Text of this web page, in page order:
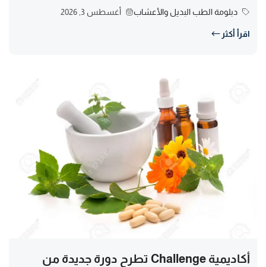
دبلومة الطب البديل والأعشاب أغسطس 3, 2026
اقرأ أكثر
أكاديمية Challenge تطرح دورة جديدة من